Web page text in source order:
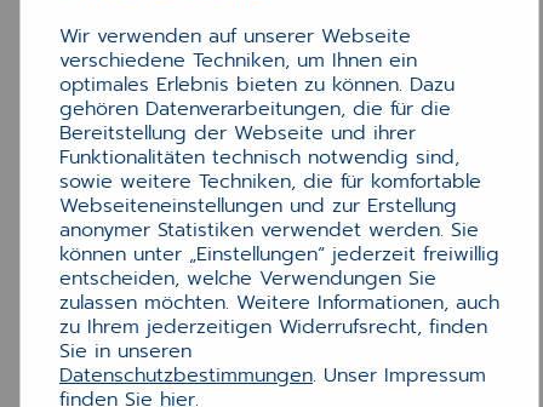
Wir verwenden auf unserer Webseite
verschiedene Techniken, um Ihnen ein
optimales Erlebnis bieten zu können. Dazu
gehören Datenverarbeitungen, die für die
Bereitstellung der Webseite und ihrer
Funktionalitäten technisch notwendig sind,
sowie weitere Techniken, die für komfortable
Webseiteneinstellungen und zur Erstellung
anonymer Statistiken verwendet werden. Sie
können unter „Einstellungen“ jederzeit freiwillig
entscheiden, welche Verwendungen Sie
zulassen möchten. Weitere Informationen, auch
zu Ihrem jederzeitigen Widerrufsrecht, finden
Sie in unseren
Datenschutzbestimmungen. Unser Impressum
finden Sie hier.